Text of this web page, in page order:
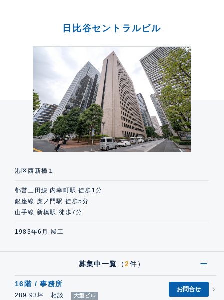
日比谷セントラルビル
港区西新橋１
都営三田線 内幸町駅 徒歩1分
銀座線 虎ノ門駅 徒歩5分
山手線 新橋駅 徒歩7分
1983年6月 竣工
募集中一覧 （2件）
16階 / 事務所
289.93坪 相談 大型ビル
お問合せ